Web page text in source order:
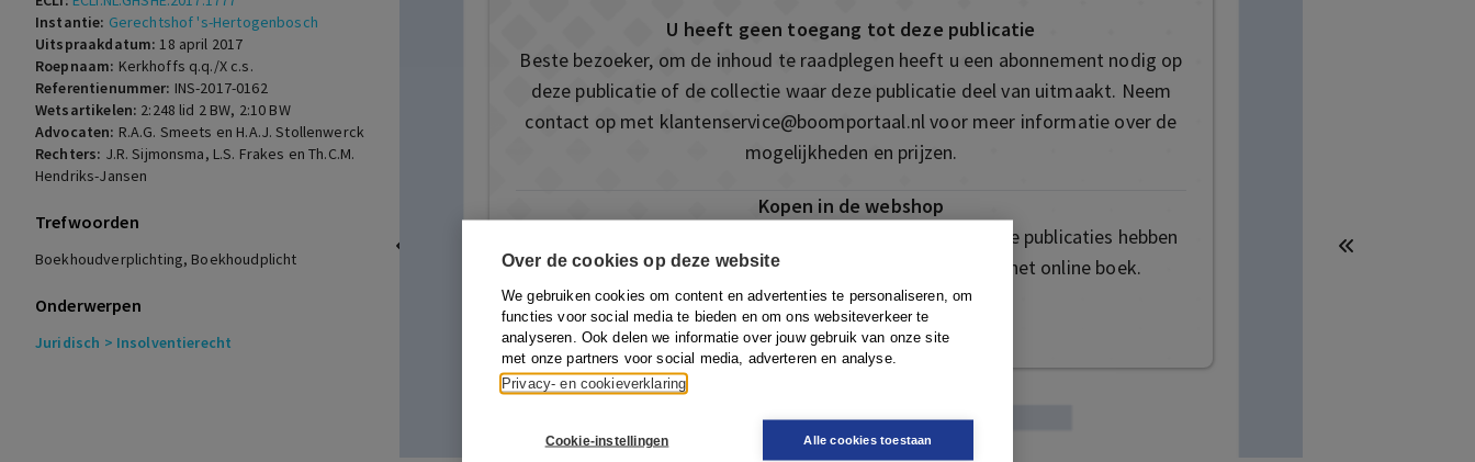
Over de cookies op deze website
We gebruiken cookies om content en advertenties te personaliseren, om
functies voor social media te bieden en om ons websiteverkeer te
analyseren. Ook delen we informatie over jouw gebruik van onze site
met onze partners voor social media, adverteren en analyse.
Privacy- en cookieverklaring
Cookie-instellingen Alle cookies toestaan
Instantie: Gerechtshof 's-Hertogenbosch
Uitspraakdatum:18 april 2017
Roepnaam: Kerkhoffs q.q./X c.s.
Referentienummer: INS-2017-0162
Wetsartikelen: 2:248 lid 2 BW, 2:10 BW
Advocaten: R.A.G. Smeets en H.A.J. Stollenwerck
Rechters: J.R. Sijmonsma, L.S. Frakes en Th.C.M.
Hendriks-Jansen
Trefwoorden
Boekhoudverplichting, Boekhoudplicht
Onderwerpen
Juridisch > Insolventierecht
U heeft geen toegang tot deze publicatie
Beste bezoeker, om de inhoud te raadplegen heeft u een abonnement nodig op
deze publicatie of de collectie waar deze publicatie deel van uitmaakt. Neem
contact op met klantenservice@boomportaal.nl voor meer informatie over de
mogelijkheden en prijzen.
Kopen in de webshop
Deze publicatie is ook te vinden in onze webshop. Sommige publicaties hebben
ook de mogelijkheid om direct toegang te kopen tot het online boek.
Naar de webshop